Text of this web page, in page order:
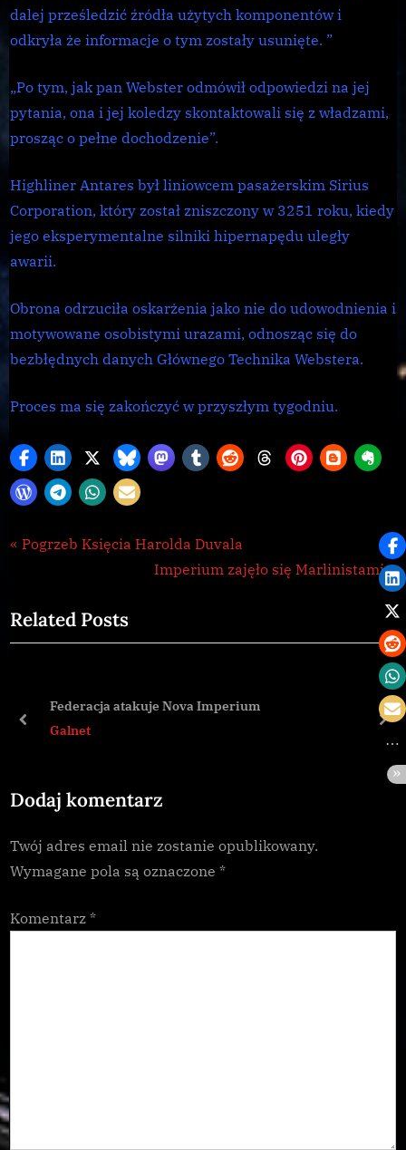
dalej prześledzić źródła użytych komponentów i
odkryła że informacje o tym zostały usunięte. ”
„Po tym, jak pan Webster odmówił odpowiedzi na jej
pytania, ona i jej koledzy skontaktowali się z władzami,
prosząc o pełne dochodzenie”.
Highliner Antares był liniowcem pasażerskim Sirius
Corporation, który został zniszczony w 3251 roku, kiedy
jego eksperymentalne silniki hipernapędu uległy
awarii.
Obrona odrzuciła oskarżenia jako nie do udowodnienia i
motywowane osobistymi urazami, odnosząc się do
bezbłędnych danych Głównego Technika Webstera.
Proces ma się zakończyć w przyszłym tygodniu.
Galnet
Nawigacja
P
v
i
s
s
:
Pogrzeb Księcia Harolda Duvala
N
t
Imperium zajęło się Marlinistami
Related Posts
Federacja atakuje Nova Imperium
Galnet
prev
Dodaj komentarz
Twój adres email nie zostanie opublikowany.
Wymagane pola są oznaczone *
Komentarz *